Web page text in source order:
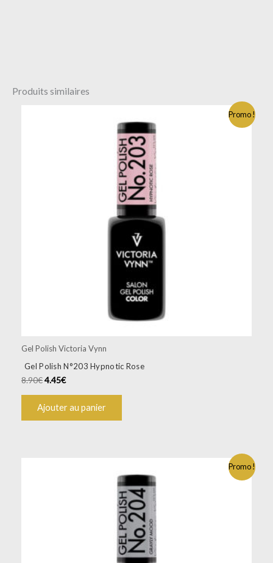
Produits similaires
Promo !
Gel Polish Victoria Vynn
Gel Polish N°203 Hypnotic Rose
8.90€4.45€
Ajouter au panier
Promo !